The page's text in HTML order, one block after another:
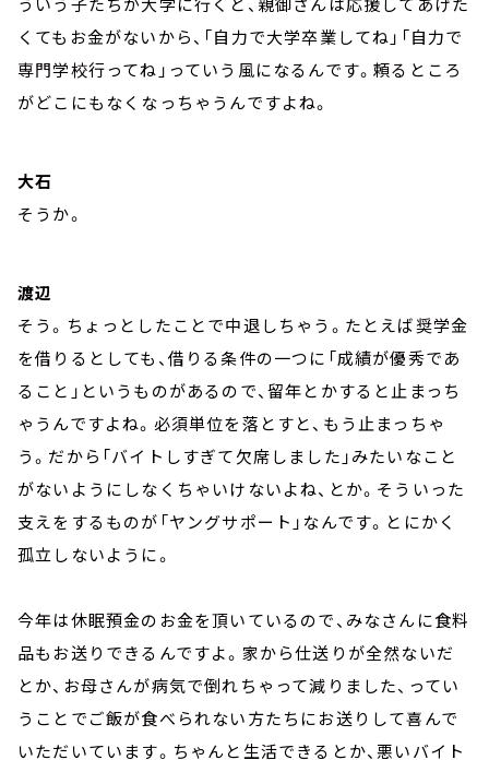
くてもお金がないから、「自力で大学卒業してね」「自力で
専門学校行ってね」っていう風になるんです。頼るところ
がどこにもなくなっちゃうんですよね。
大石
そうか。
渡辺
そう。ちょっとしたことで中退しちゃう。たとえば奨学金
を借りるとしても、借りる条件の一つに「成績が優秀であ
ること」というものがあるので、留年とかすると止まっち
ゃうんですよね。必須単位を落とすと、もう止まっちゃ
う。だから「バイトしすぎて欠席しました」みたいなこと
がないようにしなくちゃいけないよね、とか。そういった
支えをするものが「ヤングサポート」なんです。とにかく
孤立しないように。
今年は休眠預金のお金を頂いているので、みなさんに食料
品もお送りできるんですよ。家から仕送りが全然ないだ
とか、お母さんが病気で倒れちゃって減りました、ってい
うことでご飯が食べられない方たちにお送りして喜んで
いただいています。ちゃんと生活できるとか、悪いバイト